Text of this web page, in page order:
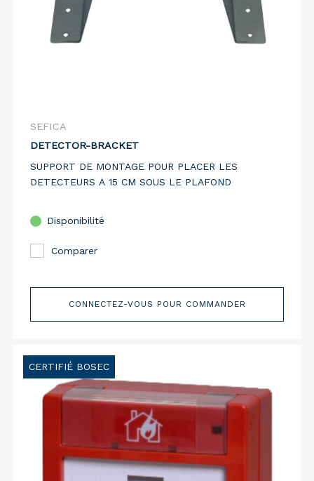
SEFICA
DETECTOR-BRACKET
SUPPORT DE MONTAGE POUR PLACER LES
DETECTEURS A 15 CM SOUS LE PLAFOND
Disponibilité
Comparer
CONNECTEZ-VOUS POUR COMMANDER
CERTIFIÉ BOSEC